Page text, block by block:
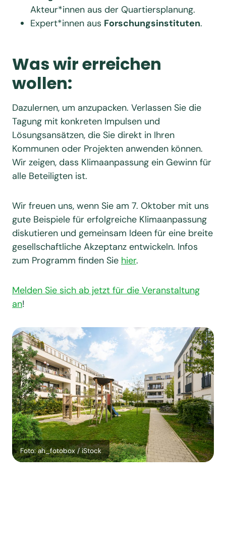
Akteur*innen aus der Quartiersplanung.
Expert*innen aus Forschungsinstituten.
Was wir erreichen
wollen:
Dazulernen, um anzupacken. Verlassen Sie die
Tagung mit konkreten Impulsen und
Lösungsansätzen, die Sie direkt in Ihren
Kommunen oder Projekten anwenden können.
Wir zeigen, dass Klimaanpassung ein Gewinn für
alle Beteiligten ist.
Wir freuen uns, wenn Sie am 7. Oktober mit uns
gute Beispiele für erfolgreiche Klimaanpassung
diskutieren und gemeinsam Ideen für eine breite
gesellschaftliche Akzeptanz entwickeln. Infos
zum Programm finden Sie hier.
Melden Sie sich ab jetzt für die Veranstaltung
an!
Foto: ah_fotobox / iStock